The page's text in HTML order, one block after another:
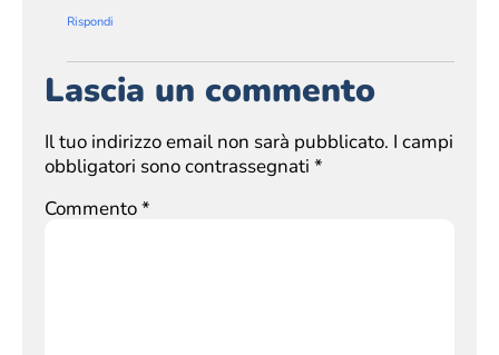
Rispondi
Lascia un commento
Il tuo indirizzo email non sarà pubblicato. I campi
obbligatori sono contrassegnati *
Commento*